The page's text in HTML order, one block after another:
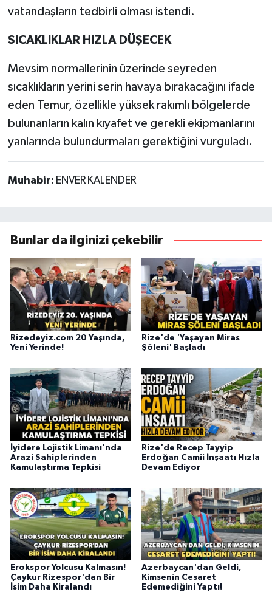
vatandaşların tedbirli olması istendi.
SICAKLIKLAR HIZLA DÜŞECEK
Mevsim normallerinin üzerinde seyreden
sıcaklıkların yerini serin havaya bırakacağını ifade
eden Temur, özellikle yüksek rakımlı bölgelerde
bulunanların kalın kıyafet ve gerekli ekipmanlarını
yanlarında bulundurmaları gerektiğini vurguladı.
Muhabir: ENVER KALENDER
Bunlar da ilginizi çekebilir
Rizedeyiz.com 20 Yaşında,
Yeni Yerinde!
Rize'de 'Yaşayan Miras
Şöleni' Başladı
İyidere Lojistik Limanı'nda
Arazi Sahiplerinden
Kamulaştırma Tepkisi
Rize'de Recep Tayyip
Erdoğan Camii İnşaatı Hızla
Devam Ediyor
Erokspor Yolcusu Kalmasın!
Çaykur Rizespor'dan Bir
İsim Daha Kiralandı
Azerbaycan'dan Geldi,
Kimsenin Cesaret
Edemediğini Yaptı!